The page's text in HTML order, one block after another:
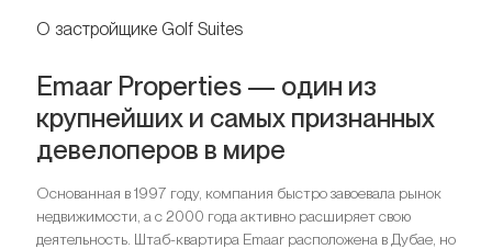
О застройщике Golf Suites
Emaar Properties — один из
крупнейших и самых признанных
девелоперов в мире
Основанная в 1997 году, компания быстро завоевала рынок
недвижимости, а с 2000 года активно расширяет свою
деятельность. Штаб-квартира Emaar расположена в Дубае, но